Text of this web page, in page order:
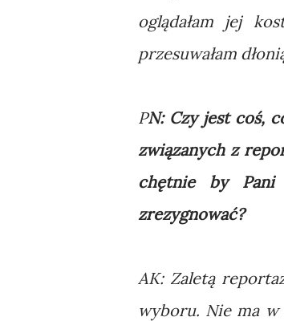
oglądałam jej
przesuwałam
PN: Czy jest coś,
związanych z
chętnie by Pani
zrezygnować?
AK: Zaletą
wyboru. Nie ma